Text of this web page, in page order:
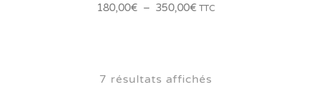
180,00€ – 350,00€Plage
350,00€
TTC
7 résultats affichés